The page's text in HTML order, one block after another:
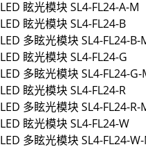
LED 眩光模块SL4-FL24-A-M
LED 眩光模块SL4-FL24-B
LED 多眩光模块SL4-FL24-B-
LED 眩光模块SL4-FL24-G
LED 多眩光模块SL4-FL24-G-
LED 眩光模块SL4-FL24-R
LED 多眩光模块SL4-FL24-R-
LED 眩光模块SL4-FL24-W
LED 多眩光模块SL4-FL24-